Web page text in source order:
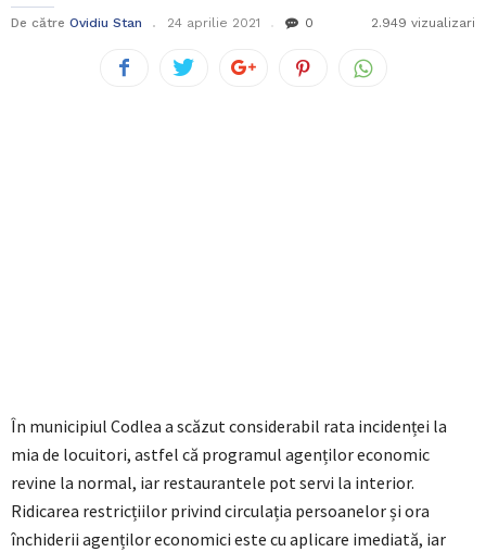
De către Ovidiu Stan 24 aprilie 2021 0 2.949 vizualizari
În municipiul Codlea a scăzut considerabil rata incidenței la
mia de locuitori, astfel că programul agenților economic
revine la normal, iar restaurantele pot servi la interior.
Ridicarea restricțiilor privind circulația persoanelor și ora
închiderii agenților economici este cu aplicare imediată, iar